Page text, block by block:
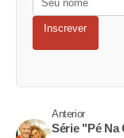
Inscrever
Anterior
Série "Pé Na